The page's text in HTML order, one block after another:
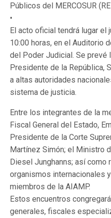
Públicos del MERCOSUR
•
El acto oficial tendrá lugar el
10:00 horas, en el Auditorio
del Poder Judicial. Se prevé
Presidente de la República,
a altas autoridades
sistema de justicia.
Entre los integrantes de la
Fiscal General del Estado,
Presidente de la Corte
Martínez Simón; el Ministro
Diesel Junghanns; así como
organismos internacionales
miembros de la AIAMP.
Estos encuentros
generales, fiscales